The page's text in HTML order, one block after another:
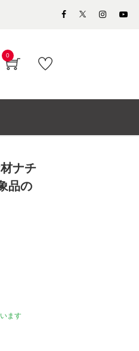
0
ナチ
品の
ます